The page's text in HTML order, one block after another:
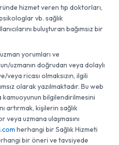
hizmet veren tıp doktorları,
vb. sağlık
buluşturan bağımsız bir
yorumları ve
uzmanın doğrudan veya dolaylı
ricası olmaksızın, ilgili
olarak yazılmaktadır. Bu web
kamuoyunun bilgilendirilmesini
artırmak, kişilerin sağlık
veya uzmana ulaşmasını
herhangi bir Sağlık Hizmeti
bir öneri ve tavsiyede